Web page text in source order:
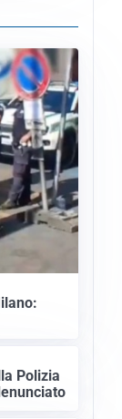
Polizia